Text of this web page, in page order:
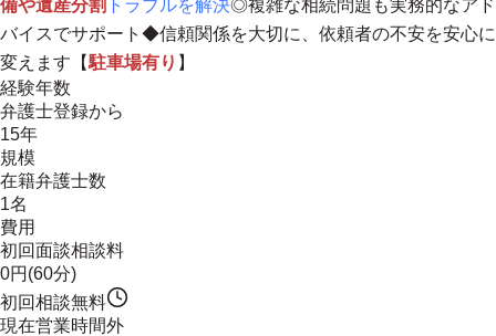
備や遺産分割 トラブルを解決◎複雑な相続問題も実務的なアド
バイスでサポート◆信頼関係を大切に、依頼者の不安を安心に
変えます 【駐車場有り 】
経験年数
弁護士登録から
15年
規模
在籍弁護士数
1名
費用
初回面談相談料
0円(60分)
初回相談無料
現在営業時間外